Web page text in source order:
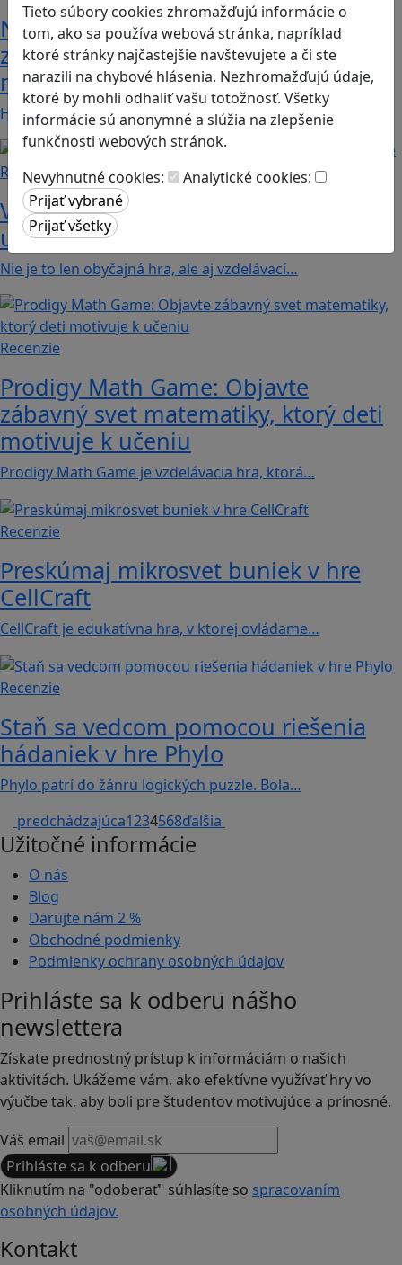
Tieto súbory cookies zhromažďujú informácie o
tom, ako sa používa webová stránka, napríklad
ktoré stránky najčastejšie navštevujete a či ste
narazili na chybové hlásenia. Nezhromažďujú údaje,
ktoré by mohli odhaliť vašu totožnosť. Všetky
informácie sú anonymné a slúžia na zlepšenie
funkčnosti webových stránok.
Nevyhnutné cookies:
Analytické cookies:
Naučíte sa spolupracovať v tíme a
zároveň sa zabavíte. To všetko
nájdete v hre Unrailed.
Hra Unrailed je kooperatívna digitálna hra, v…
Recenzie
Valiant Hearts: Keď sa videohra stáva
učebnicou histórie
Nie je to len obyčajná hra, ale aj vzdelávací…
Recenzie
Prodigy Math Game: Objavte
zábavný svet matematiky, ktorý deti
motivuje k učeniu
Prodigy Math Game je vzdelávacia hra, ktorá…
Recenzie
Preskúmaj mikrosvet buniek v hre
CellCraft
CellCraft je edukatívna hra, v ktorej ovládame…
Recenzie
Staň sa vedcom pomocou riešenia
hádaniek v hre Phylo
Phylo patrí do žánru logických puzzle. Bola…
predchádzajúca1234568ďalšia
Užitočné informácie
O nás
Blog
Darujte nám 2 %
Obchodné podmienky
Podmienky ochrany osobných údajov
Prihláste sa k odberu nášho
newslettera
Získate prednostný prístup k informáciám o našich
aktivitách. Ukážeme vám, ako efektívne využívať hry vo
výučbe tak, aby boli pre študentov motivujúce a prínosné.
Váš email
Prihláste sa k odberu
Kliknutím na "odoberať" súhlasíte so spracovaním
osobných údajov.
Kontakt